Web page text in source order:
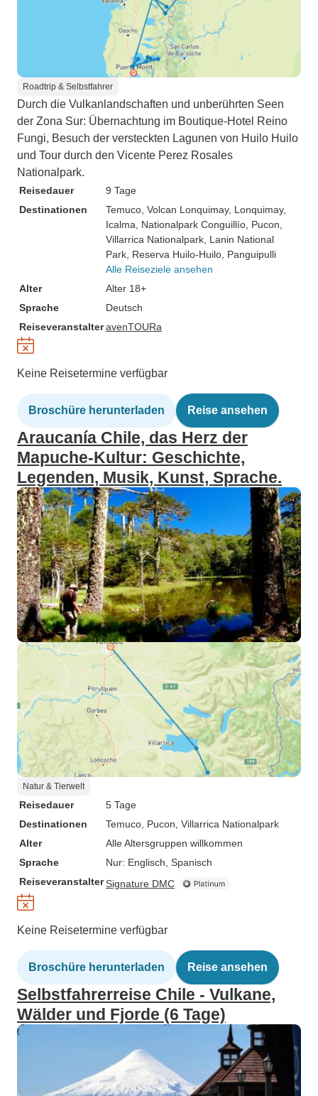
Roadtrip & Selbstfahrer
Durch die Vulkanlandschaften und unberührten Seen
der Zona Sur: Übernachtung im Boutique-Hotel Reino
Fungi, Besuch der versteckten Lagunen von Huilo Huilo
und Tour durch den Vicente Perez Rosales
Nationalpark.
Reisedauer
9 Tage
Destinationen
Temuco , Volcan Lonquimay, Lonquimay,
Icalma , Nationalpark Conguillío , Pucon
Villarrica Nationalpark , Lanin National
Park , Reserva Huilo-Huilo , Panguipulli
Alle Reiseziele ansehen
Alter
Alter 18+
Sprache
Deutsch
ReiseveranstalteravenTOURa
Keine Reisetermine verfügbar
Broschüre herunterladen Reise ansehen
Araucanía Chile, das Herz der
Mapuche-Kultur: Geschichte,
Legenden, Musik, Kunst, Sprache.
Natur & Tierwelt
Reisedauer
5 Tage
Destinationen
Temuco , Pucon , Villarrica Nationalpark
Alter
Alle Altersgruppen willkommen
Sprache
Nur: Englisch, Spanisch
ReiseveranstalterSignature DMC
Keine Reisetermine verfügbar
Broschüre herunterladen Reise ansehen
Selbstfahrerreise Chile - Vulkane,
Wälder und Fjorde (6 Tage)